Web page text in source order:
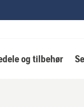
og tilbehør